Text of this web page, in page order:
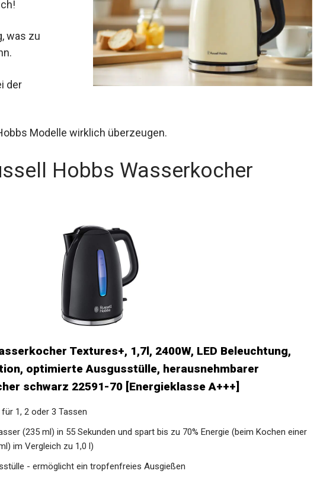
was zu
der
Modelle wirklich überzeugen.
Hobbs Wasserkocher
Textures+, 1,7l, 2400W, LED Beleuchtung,
optimierte Ausgusstülle, herausnehmbarer
schwarz 22591-70 [Energieklasse A+++]
1, 2 oder 3 Tassen
(235 ml) in 55 Sekunden und spart bis zu 70% Energie (beim Kochen einer
im Vergleich zu 1,0 l)
- ermöglicht ein tropfenfreies Ausgießen